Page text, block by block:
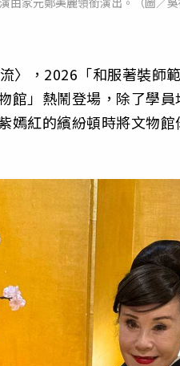
〉，2026「和服著裝師
館」熱鬧登場，除了學
嫣紅的繽紛頓時將文物